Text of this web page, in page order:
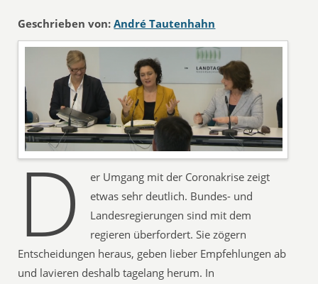
Geschrieben von: André Tautenhahn
D
er Umgang mit der Coronakrise zeigt
etwas sehr deutlich. Bundes- und
Landesregierungen sind mit dem
regieren überfordert. Sie zögern
Entscheidungen heraus, geben lieber Empfehlungen ab
und lavieren deshalb tagelang herum. In